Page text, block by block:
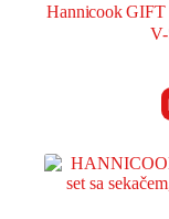
Hannicook GIFT
V-